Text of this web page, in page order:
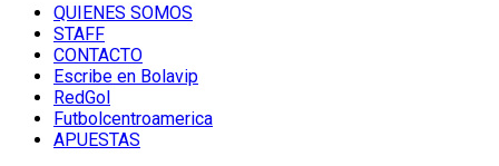
QUIENES SOMOS
STAFF
CONTACTO
Escribe en Bolavip
RedGol
Futbolcentroamerica
APUESTAS